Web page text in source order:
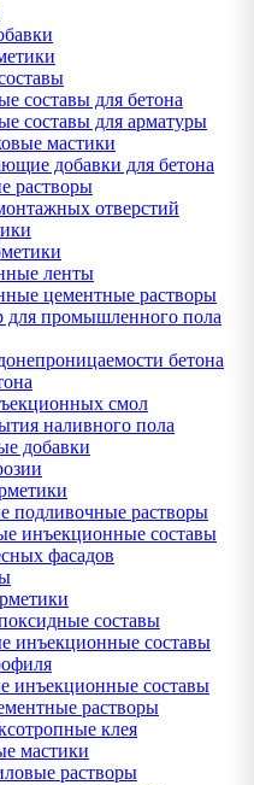
составы для бетона
составы для арматуры
мастики
добавки для бетона
растворы
отверстий
ленты
цементные растворы
для промышленного пола
бетона
смол
наливного пола
добавки
подливочные растворы
инъекционные составы
фасадов
составы
инъекционные составы
инъекционные составы
растворы
клея
мастики
растворы